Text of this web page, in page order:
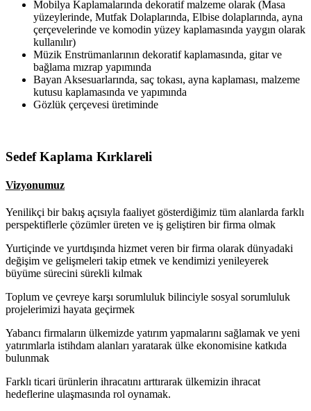
Mobilya Kaplamalarında dekoratif malzeme olarak (Masa
yüzeylerinde, Mutfak Dolaplarında, Elbise dolaplarında, ayna
çerçevelerinde ve komodin yüzey kaplamasında yaygın olarak
kullanılır)
Müzik Enstrümanlarının dekoratif kaplamasında, gitar ve
bağlama mızrap yapımında
Bayan Aksesuarlarında, saç tokası, ayna kaplaması, malzeme
kutusu kaplamasında ve yapımında
Gözlük çerçevesi üretiminde
Sedef Kaplama Kırklareli
Vizyonumuz
Yenilikçi bir bakış açısıyla faaliyet gösterdiğimiz tüm alanlarda farklı
perspektiflerle çözümler üreten ve iş geliştiren bir firma olmak
Yurtiçinde ve yurtdışında hizmet veren bir firma olarak dünyadaki
değişim ve gelişmeleri takip etmek ve kendimizi yenileyerek
büyüme sürecini sürekli kılmak
Toplum ve çevreye karşı sorumluluk bilinciyle sosyal sorumluluk
projelerimizi hayata geçirmek
Yabancı firmaların ülkemizde yatırım yapmalarını sağlamak ve yeni
yatırımlarla istihdam alanları yaratarak ülke ekonomisine katkıda
bulunmak
Farklı ticari ürünlerin ihracatını arttırarak ülkemizin ihracat
hedeflerine ulaşmasında rol oynamak.